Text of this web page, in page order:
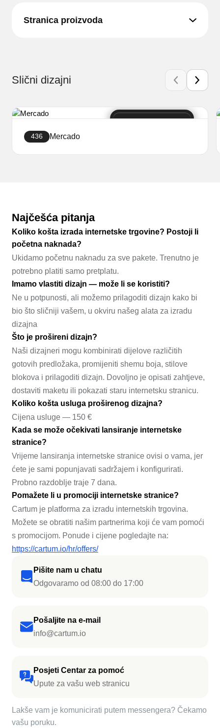
Stranica proizvoda
Slični dizajni
436 Mercado
Pišite nam u chatu
Odgovaramo od 08:00 do 17:00
Pošaljite na e-mail
info@cartum.io
Posjeti Centar za pomoć
Upute za vašu web stranicu
Lakše vam je komunicirati putem messengera? Čekamo
vašu poruku.
Najčešća pitanja
Koliko košta izrada internetske trgovine? Postoji li
početna naknada?
Ukidamo početnu naknadu za sve pakete. Trenutno je
potrebno platiti samo pretplatu.
Imamo vlastiti dizajn — može li se koristiti?
Ne u potpunosti, ali možemo prilagoditi dizajn kako bi
bio što sličniji vašem, u okviru našeg alata za izradu
dizajna
Što je prošireni dizajn?
Naši dizajneri mogu kombinirati dijelove različitih
gotovih predložaka, promijeniti shemu boja, stilove
blokova i prilagoditi dizajn. Dovoljno je opisati zahtjeve,
dostaviti maketu ili pokazati staru internetsku stranicu.
Koliko košta usluga proširenog dizajna?
Cijena usluge — 150 €
Kada se može očekivati lansiranje internetske
stranice?
Vrijeme lansiranja internetske stranice ovisi o vama, jer
ćete je sami popunjavati sadržajem i konfigurirati.
Probno razdoblje traje 7 dana.
Pomažete li u promociji internetske stranice?
Cartum je platforma za izradu internetskih trgovina.
Možete se obratiti našim partnerima koji će vam pomoći
s promocijom. Ponude i cijene pogledajte na:
https://cartum.io/hr/offers/